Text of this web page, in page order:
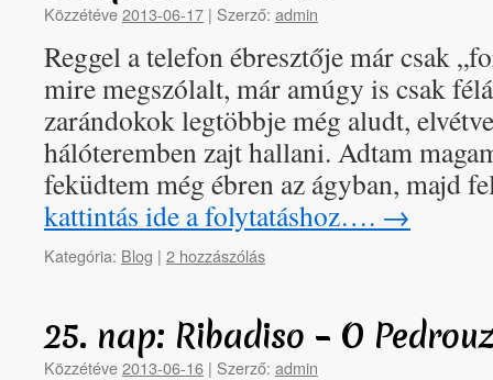
Közzétéve2013-06-17 | Szerző: admin
Reggel a telefon ébresztője már csak
mire megszólalt, már amúgy is csak
zarándokok legtöbbje még aludt,
hálóteremben zajt hallani. Adtam
feküdtem még ébren az ágyban, majd
kattintás ide a folytatáshoz…. →
Kategória: Blog | 2 hozzászólás
25. nap: Ribadiso – O
Közzétéve2013-06-16 | Szerző: admin